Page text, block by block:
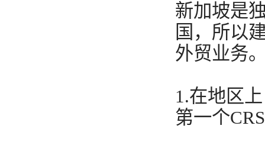
新加坡是
国，所以
外贸业务
1.在地区
第一个